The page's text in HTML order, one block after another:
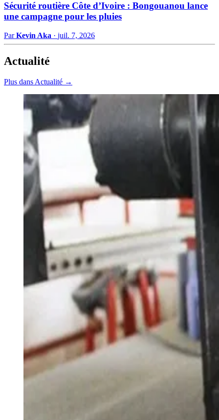
Sécurité routière Côte d’Ivoire : Bongouanou lance
une campagne pour les pluies
ParKevin Aka · juil. 7, 2026
Actualité
Plus dans Actualité →